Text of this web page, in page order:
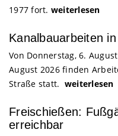
1977 fort. weiterlesen
Kanalbauarbeiten
Von Donnerstag, 6.
August 2026 finden
Straße statt. weiterlesen
Freischießen:
erreichbar